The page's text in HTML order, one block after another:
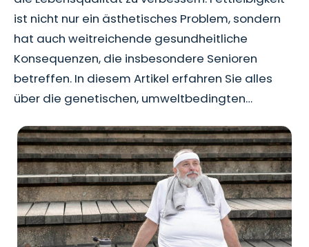
ist nicht nur ein ästhetisches Problem, sondern
hat auch weitreichende gesundheitliche
Konsequenzen, die insbesondere Senioren
betreffen. In diesem Artikel erfahren Sie alles
über die genetischen, umweltbedingten…